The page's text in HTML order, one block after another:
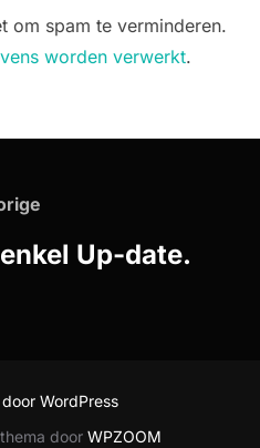
om spam te verminderen.
worden verwerkt.
Vorige
Up-date.
WordPress
door WPZOOM